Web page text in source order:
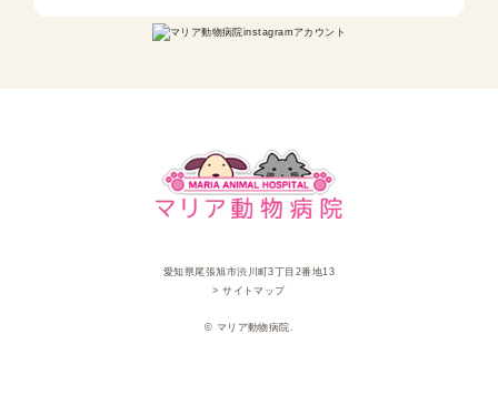
愛知県尾張旭市渋川町3丁目2番地13
> サイトマップ
© マリア動物病院.